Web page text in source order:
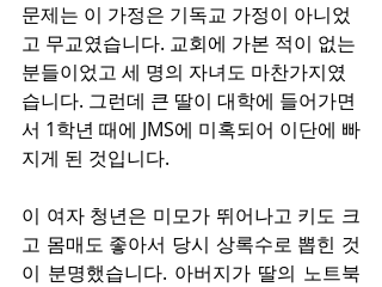
문제는 이 가정은 기독교 가정이 아니었
고 무교였습니다. 교회에 가본 적이 없는
분들이었고 세 명의 자녀도 마찬가지였
습니다. 그런데 큰 딸이 대학에 들어가면
서 1학년 때에 JMS에 미혹되어 이단에 빠
지게 된 것입니다.
이 여자 청년은 미모가 뛰어나고 키도 크
고 몸매도 좋아서 당시 상록수로 뽑힌 것
이 분명했습니다. 아버지가 딸의 노트북